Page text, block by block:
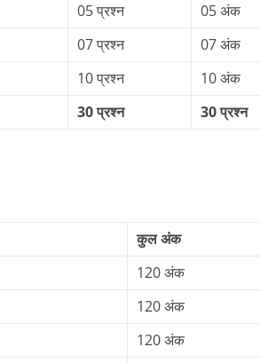
05 प्रश्‍न
05 अंक
07 प्रश्‍न
07 अंक
10 प्रश्‍न
10 अंक
30 प्रश्‍न 30 प्रश्‍न
कुल अंक
120 अंक
120 अंक
120 अंक